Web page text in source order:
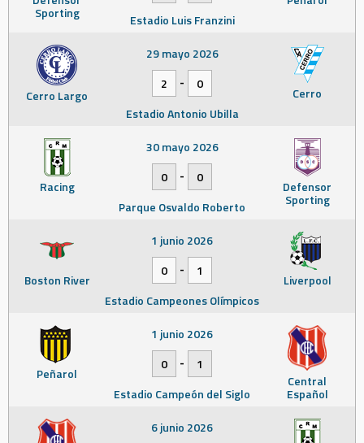
Sporting
Estadio Luis Franzini
Cerro Largo Cerro
29 mayo 2026
2
-
0
Estadio Antonio Ubilla
Racing Defensor
Sporting
30 mayo 2026
0
-
0
Parque Osvaldo Roberto
Boston River Liverpool
1 junio 2026
0
-
1
Estadio Campeones Olímpicos
Peñarol Central
Español
1 junio 2026
0
-
1
Estadio Campeón del Siglo
6 junio 2026